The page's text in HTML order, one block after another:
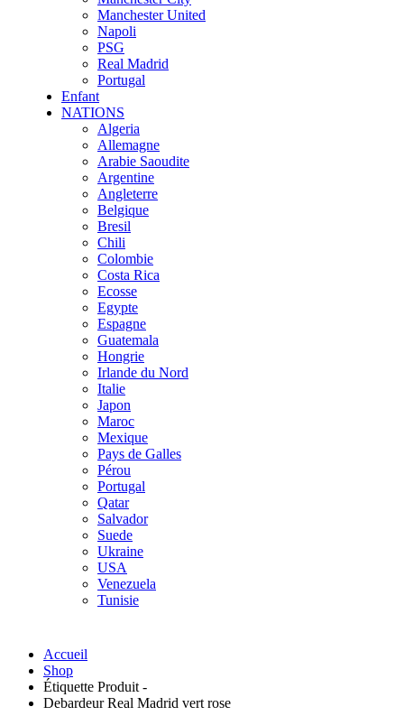
Manchester United
Napoli
PSG
Real Madrid
Portugal
Enfant
NATIONS
Algeria
Allemagne
Arabie Saoudite
Argentine
Angleterre
Belgique
Bresil
Chili
Colombie
Costa Rica
Ecosse
Egypte
Espagne
Guatemala
Hongrie
Irlande du Nord
Italie
Japon
Maroc
Mexique
Pays de Galles
Pérou
Portugal
Qatar
Salvador
Suede
Ukraine
USA
Venezuela
Tunisie
Accueil
Shop
Étiquette Produit -
Debardeur Real Madrid vert rose